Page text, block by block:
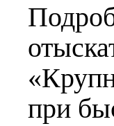
при